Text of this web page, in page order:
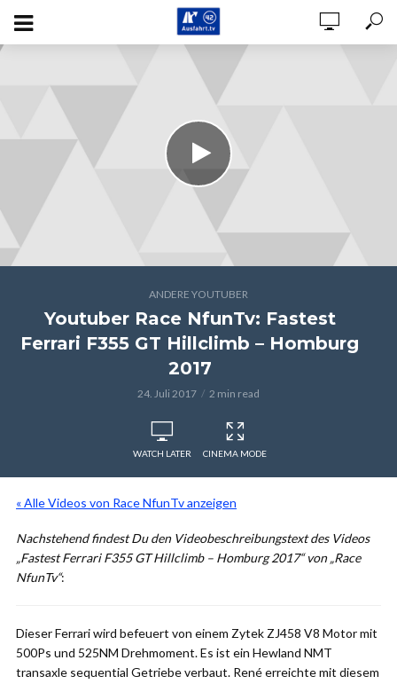
ANDERE YOUTUBER
Youtuber Race NfunTv: Fastest
Ferrari F355 GT Hillclimb – Homburg
2017
24. Juli 2017 2 min read
WATCH LATER CINEMA MODE
« Alle Videos von Race NfunTv anzeigen
Nachstehend findest Du den Videobeschreibungstext des Videos
„Fastest Ferrari F355 GT Hillclimb – Homburg 2017“ von „Race
NfunTv“:
Dieser Ferrari wird befeuert von einem Zytek ZJ458 V8 Motor mit
500Ps und 525NM Drehmoment. Es ist ein Hewland NMT
transaxle sequential Getriebe verbaut. René erreichte mit diesem